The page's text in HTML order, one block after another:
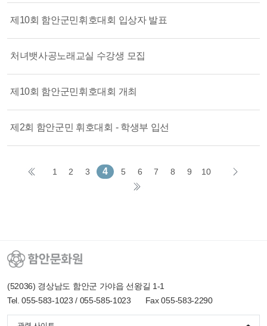
제10회 함안군민휘호대회 입상자 발표
처녀뱃사공노래교실 수강생 모집
제10회 함안군민휘호대회 개최
제2회 함안군민 휘호대회 - 학생부 입선
1 2 3 4 5 6 7 8 9 10
(52036) 경상남도 함안군 가야읍 선왕길 1-1
Tel. 055-583-1023 / 055-585-1023
Fax 055-583-2290